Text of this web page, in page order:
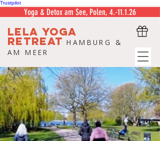
Trustpilot
LELA YOGA
RETREATHAMBURG &
AM MEER
Yoga & Detox am See, Polen, 4.-11.1.26